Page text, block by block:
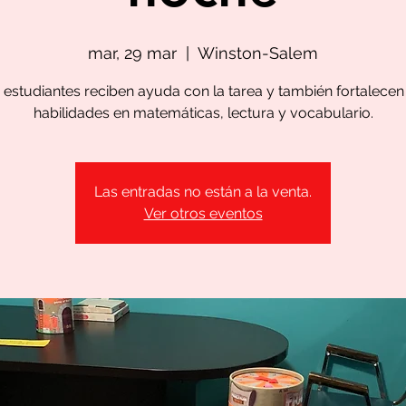
mar, 29 mar Winston-Salem
estudiantes reciben ayuda con la tarea y también
habilidades en matemáticas, lectura y vocabulario.
Las entradas no están a la venta.
Ver otros eventos